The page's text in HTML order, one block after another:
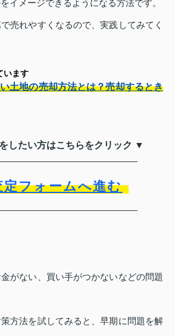
イメージできるようになる方法です。
売れやすくなるので、実践してみてく
います
土地の売却方法とは？売却するとき
したい方はこちらをクリック ▼
定フォームへ進む
がない、買い手がつかないなどの問題
方法を試してみると、早期に問題を解